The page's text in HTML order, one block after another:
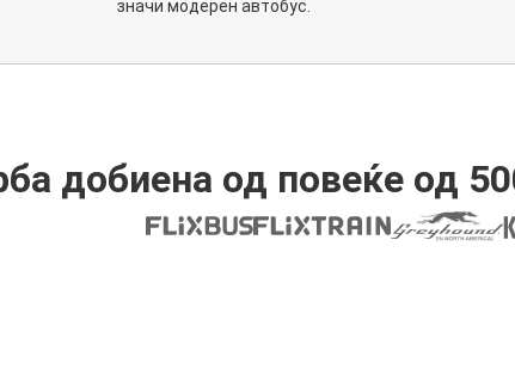
значи модерен автобус.
добиена од повеќе од